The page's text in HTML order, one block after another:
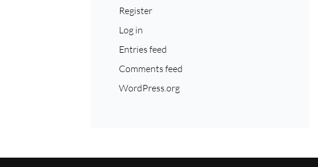
Register
Log in
Entries feed
Comments feed
WordPress.org